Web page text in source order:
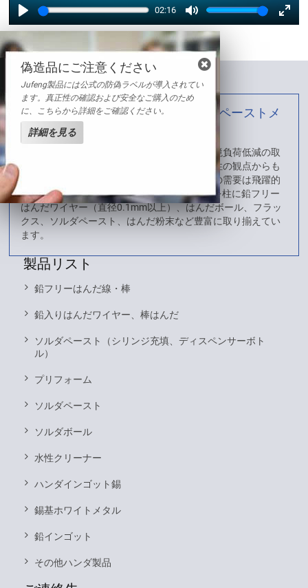
Play
02:16
Mute
Enter
はんだワイヤー、棒はんだ、ソルダペーストメ
ーカー
2006年RoHS指令のよる使用の規制以来、 環境負荷低減の取
り組みは主流となりました。また部品の耐熱性の観点からも
低融点ではんだ付けができる鉛フリーはんだの需要は飛躍的
に増大しています。JUFENGはOEMサービスを柱に鉛フリー
はんだワイヤー（直径0.1mm以上）、はんだボール、フラッ
クス、ソルダペースト、はんだ粉末など豊富に取り揃えてい
ます。
製品リスト
鉛フリーはんだ線・棒
鉛入りはんだワイヤー、棒はんだ
ソルダペースト（シリンジ充填、ディスペンサーボト
ル）
プリフォーム
ソルダペースト
ソルダボール
水性クリーナー
ハンダインゴット錫
錫基ホワイトメタル
鉛インゴット
その他ハンダ製品
偽造品にご注意ください
Jufeng製品には公式の防偽ラベルが導入されてい
ます。真正性の確認および安全なご購入のため
に、こちらから詳細をご確認ください。
詳細を見る